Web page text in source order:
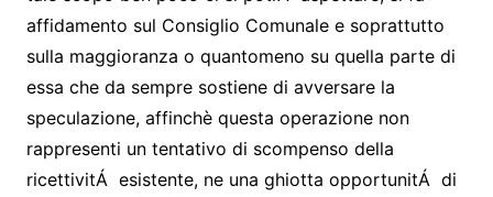
affidamento sul Consiglio Comunale e soprattutto
sulla maggioranza o quantomeno su quella parte di
essa che da sempre sostiene di avversare la
speculazione, affinchè questa operazione non
rappresenti un tentativo di scompenso della
ricettivitÁ esistente, ne una ghiotta opportunitÁ di